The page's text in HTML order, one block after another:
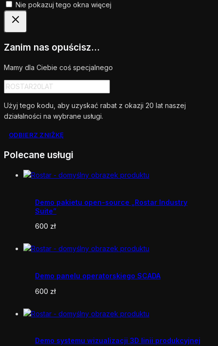
Nie pokazuj tego okna więcej
Zanim nas opuścisz...
Mamy dla Ciebie coś specjalnego
Użyj tego kodu, aby uzyskać rabat z okazji 20 lat naszej
działalności na wybrane usługi.
ODBIERZ ZNIŻKĘ
Polecane usługi
Demo pakietu open-source „Rostar Industry
Suite”
600 zł
Demo panelu operatorskiego SCADA
600 zł
Demo systemu wizualizacji 3D linii produkcyjnej